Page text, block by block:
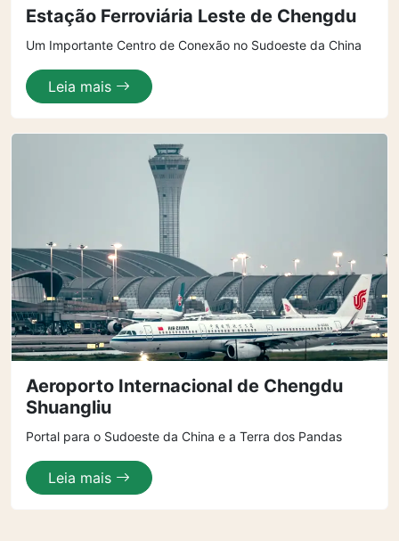
Estação Ferroviária Leste de Chengdu
Um Importante Centro de Conexão no Sudoeste da China
Leia mais
Aeroporto Internacional de Chengdu
Shuangliu
Portal para o Sudoeste da China e a Terra dos Pandas
Leia mais